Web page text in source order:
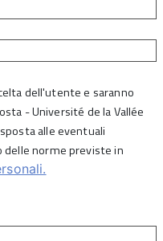
dell'utente e saranno
- Université de la Vallée
alle eventuali
norme previste in